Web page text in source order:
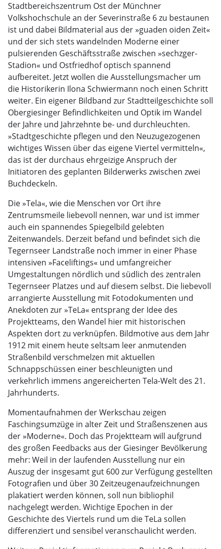
Stadtbereichszentrum Ost der Münchner
Volkshochschule an der Severinstraße 6 zu bestaunen
ist und dabei Bildmaterial aus der »guaden oiden Zeit«
und der sich stets wandelnden Moderne einer
pulsierenden Geschäftsstraße zwischen »sechzger-
Stadion« und Ostfriedhof optisch spannend
aufbereitet. Jetzt wollen die Ausstellungsmacher um
die Historikerin Ilona Schwiermann noch einen Schritt
weiter. Ein eigener Bildband zur Stadtteilgeschichte soll
Obergiesinger Befindlichkeiten und Optik im Wandel
der Jahre und Jahrzehnte be- und durchleuchten.
»Stadtgeschichte pflegen und den Neuzugezogenen
wichtiges Wissen über das eigene Viertel vermitteln«,
das ist der durchaus ehrgeizige Anspruch der
Initiatoren des geplanten Bilderwerks zwischen zwei
Buchdeckeln.
Die »Tela«, wie die Menschen vor Ort ihre
Zentrumsmeile liebevoll nennen, war und ist immer
auch ein spannendes Spiegelbild gelebten
Zeitenwandels. Derzeit befand und befindet sich die
Tegernseer Landstraße noch immer in einer Phase
intensiven »Faceliftings« und umfangreicher
Umgestaltungen nördlich und südlich des zentralen
Tegernseer Platzes und auf diesem selbst. Die liebevoll
arrangierte Ausstellung mit Fotodokumenten und
Anekdoten zur »TeLa« entsprang der Idee des
Projektteams, den Wandel hier mit historischen
Aspekten dort zu verknüpfen. Bildmotive aus dem Jahr
1912 mit einem heute seltsam leer anmutenden
Straßenbild verschmelzen mit aktuellen
Schnappschüssen einer beschleunigten und
verkehrlich immens angereicherten Tela-Welt des 21.
Jahrhunderts.
Momentaufnahmen der Werkschau zeigen
Faschingsumzüge in alter Zeit und Straßenszenen aus
der »Moderne«. Doch das Projektteam will aufgrund
des großen Feedbacks aus der Giesinger Bevölkerung
mehr: Weil in der laufenden Ausstellung nur ein
Auszug der insgesamt gut 600 zur Verfügung gestellten
Fotografien und über 30 Zeitzeugenaufzeichnungen
plakatiert werden können, soll nun bibliophil
nachgelegt werden. Wichtige Epochen in der
Geschichte des Viertels rund um die TeLa sollen
differenziert und sensibel veranschaulicht werden.